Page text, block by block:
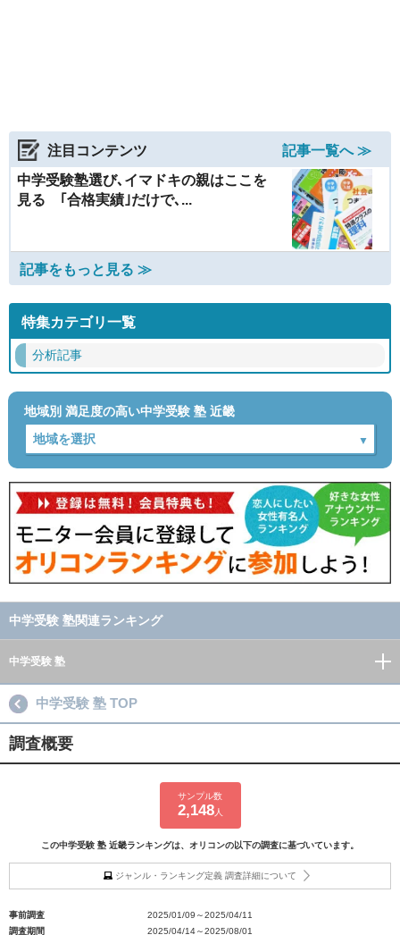
注目コンテンツ
記事一覧へ ≫
中学受験塾選び､イマドキの親はここを
見る ｢合格実績｣だけで､...
記事をもっと見る ≫
特集カテゴリ一覧
分析記事
地域別 満足度の高い中学受験 塾 近畿
中学受験 塾関連ランキング
中学受験 塾
中学受験 塾 TOP
調査概要
サンプル数
2,148人
この中学受験 塾 近畿ランキングは、オリコンの以下の調査に基づいています。
ジャンル・ランキング定義 調査詳細について
事前調査
2025/01/09～2025/04/11
調査期間
2025/04/14～2025/08/01